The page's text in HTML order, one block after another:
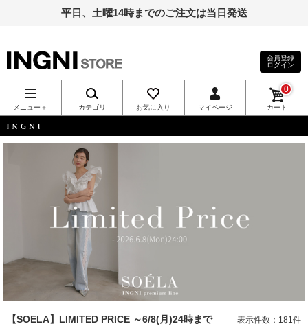
平日、土曜14時までのご注文は当日発送
INGNI（イン
グ）公式通
販｜INGNI
STORE
会員登録
ログイン
メニュー＋ カテゴリ お気に入り マイページ カート
0
INGNI
【SOELA】LIMITED PRICE ～6/8(月)24時まで 表示件数：181件